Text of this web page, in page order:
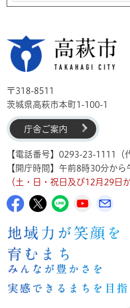
〒318-8511
茨城県高萩市本町1-100-1
庁舎ご案内
【電話番号】0293-23-1111（
【開庁時間】午前8時30分か
（土・日・祝日及び12月29日
高萩市公式Facebook
高萩市公式X
高萩市公式
高萩市